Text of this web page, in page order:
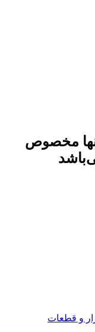
مخصوص
و قطعات